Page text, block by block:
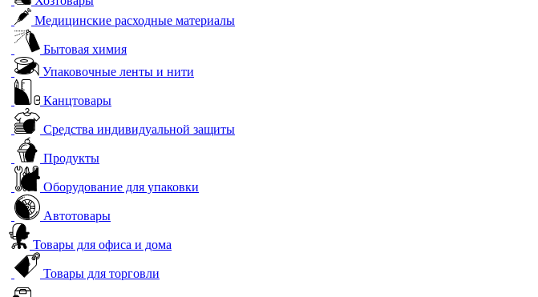
Медицинские расходные материалы
Бытовая химия
Упаковочные ленты и нити
Канцтовары
Средства индивидуальной защиты
Продукты
Оборудование для упаковки
Автотовары
Товары для офиса и дома
Товары для торговли